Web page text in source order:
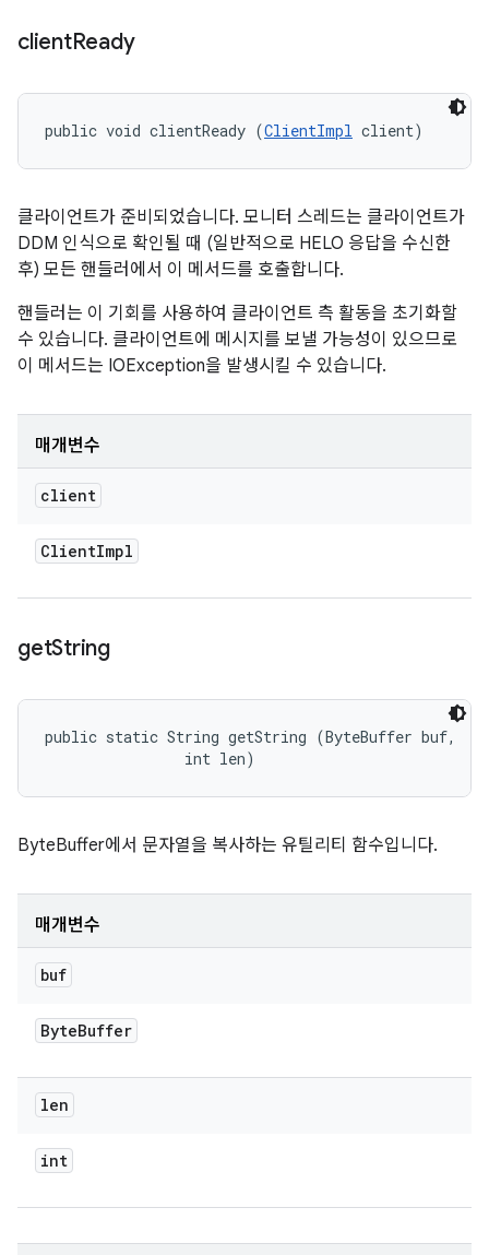
clientReady
public void clientReady (ClientImpl client)
클라이언트가 준비되었습니다. 모니터 스레드는 클라이언트가
DDM 인식으로 확인될 때 (일반적으로 HELO 응답을 수신한
후) 모든 핸들러에서 이 메서드를 호출합니다.
핸들러는 이 기회를 사용하여 클라이언트 측 활동을 초기화할
수 있습니다. 클라이언트에 메시지를 보낼 가능성이 있으므로
이 메서드는 IOException을 발생시킬 수 있습니다.
매개변수
client
ClientImpl
getString
public static String getString (ByteBuffer buf,
                int len)
ByteBuffer에서 문자열을 복사하는 유틸리티 함수입니다.
매개변수
buf
ByteBuffer
len
int